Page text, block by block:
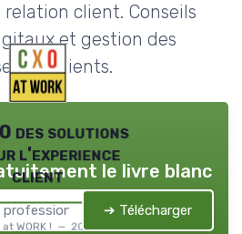
relation client. Conseils
et gestion des
vos clients.
des solutions
l'experience
client
at WORK ! — 2026
le livre blanc
➔ Télécharger